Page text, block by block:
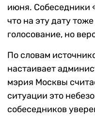
июня. Собеседники
что на эту дату
голосование, но
По словам
настаивает
мэрия Москвы
ситуации это
собеседников